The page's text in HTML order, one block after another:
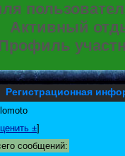
Активный
Регистрационная
±]
сообщений: